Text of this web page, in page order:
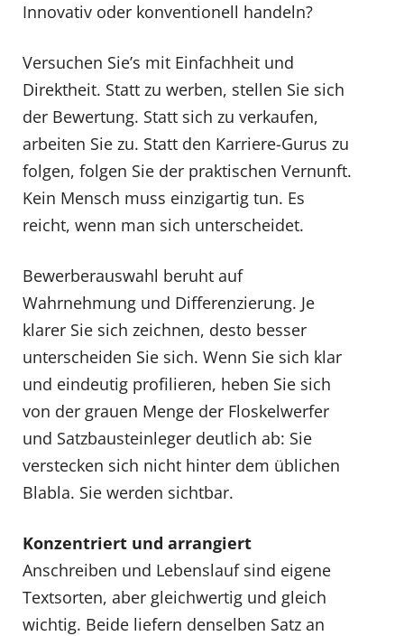
Innovativ oder konventionell handeln?
Versuchen Sie’s mit Einfachheit und
Direktheit. Statt zu werben, stellen Sie sich
der Bewertung. Statt sich zu verkaufen,
arbeiten Sie zu. Statt den Karriere-Gurus zu
folgen, folgen Sie der praktischen Vernunft.
Kein Mensch muss einzigartig tun. Es
reicht, wenn man sich unterscheidet.
Bewerberauswahl beruht auf
Wahrnehmung und Differenzierung. Je
klarer Sie sich zeichnen, desto besser
unterscheiden Sie sich. Wenn Sie sich klar
und eindeutig profilieren, heben Sie sich
von der grauen Menge der Floskelwerfer
und Satzbausteinleger deutlich ab: Sie
verstecken sich nicht hinter dem üblichen
Blabla. Sie werden sichtbar.
Konzentriert und arrangiert
Anschreiben und Lebenslauf sind eigene
Textsorten, aber gleichwertig und gleich
wichtig. Beide liefern denselben Satz an